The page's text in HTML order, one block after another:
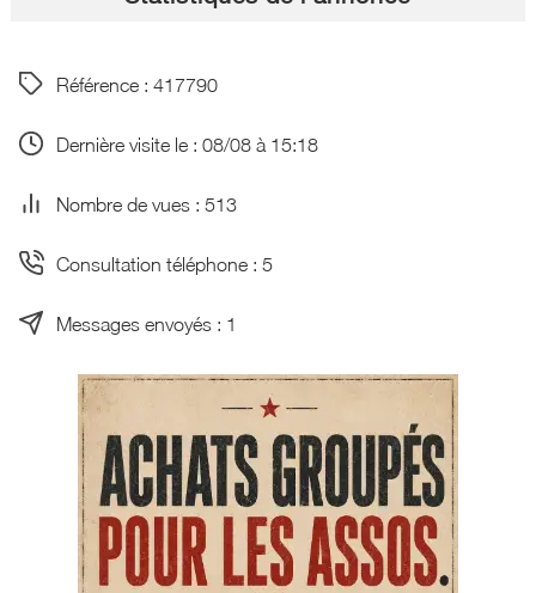
Référence : 417790
Dernière visite le : 08/08 à 15:18
Nombre de vues : 513
Consultation téléphone : 5
Messages envoyés : 1